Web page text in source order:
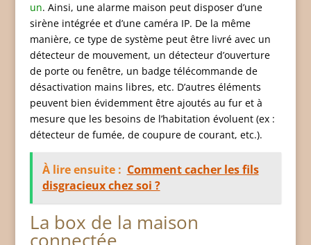
un. Ainsi, une alarme maison peut disposer d’une
sirène intégrée et d’une caméra IP. De la même
manière, ce type de système peut être livré avec un
détecteur de mouvement, un détecteur d’ouverture
de porte ou fenêtre, un badge télécommande de
désactivation mains libres, etc. D’autres éléments
peuvent bien évidemment être ajoutés au fur et à
mesure que les besoins de l’habitation évoluent (ex :
détecteur de fumée, de coupure de courant, etc.).
À lire ensuite : Comment cacher les fils
disgracieux chez soi ?
La box de la maison